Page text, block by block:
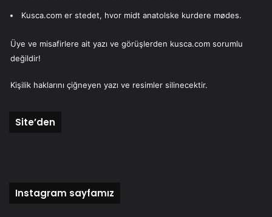
Kusca.com er stedet, hvor midt anatolske kurdere mødes.
Üye ve misafirlere ait yazı ve görüşlerden kusca.com sorumlu
değildir!
Kişilik haklarını çiğneyen yazı ve resimler silinecektir.
Site’den
Instagram sayfamız